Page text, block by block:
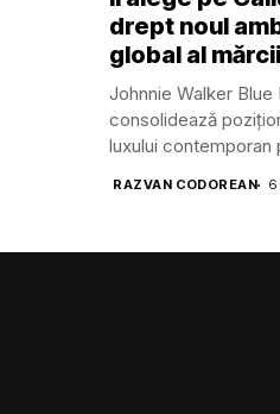
drept noul
global al mărcii
Johnnie Walker Blue
consolidează
luxului contemporan
RAZVAN CODOREAN 6